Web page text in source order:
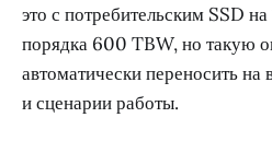
это с потребительским SSD
порядка 600 TBW, но такую
автоматически переносить
и сценарии работы.